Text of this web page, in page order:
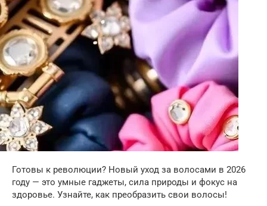
Готовы к революции? Новый уход за волосами в 2026
году — это умные гаджеты, сила природы и фокус на
здоровье. Узнайте, как преобразить свои волосы!